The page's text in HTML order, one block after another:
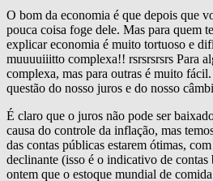
O bom da economia é que depois que
pouca coisa foge dele. Mas para quem
explicar economia é muito tortuoso e
muuuuiiitto complexa!! rsrsrsrsrs Para
complexa, mas para outras é muito
questão do nosso juros e do nosso
É claro que o juros não pode ser
causa do controle da inflação, mas
das contas públicas estarem ótimas,
declinante (isso é o indicativo de contas
ontem que o estoque mundial de